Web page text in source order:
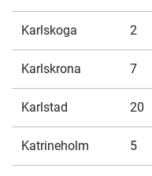
Karlskoga 2
Karlskrona 7
Karlstad 20
Katrineholm 5